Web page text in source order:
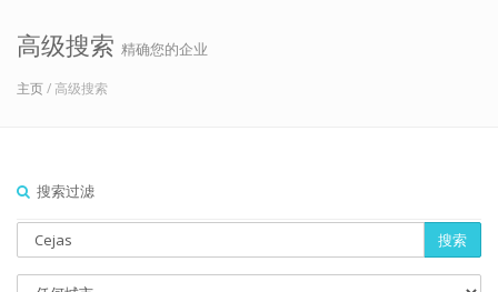
高级搜索 精确您的企业
主页/ 高级搜索
搜索过滤
搜索